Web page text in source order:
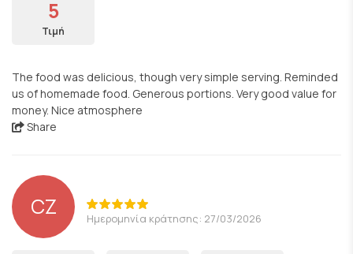
5
Τιμή
The food was delicious, though very simple serving. Reminded
us of homemade food. Generous portions. Very good value for
money. Nice atmosphere
Share
CZ Ημερομηνία κράτησης: 27/03/2026